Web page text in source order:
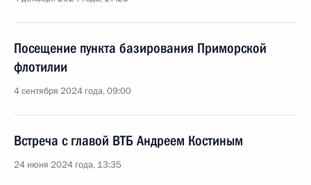
Посещение пункта базирования Приморской
флотилии
4 сентября 2024 года, 09:00
Встреча с главой ВТБ Андреем Костиным
24 июня 2024 года, 13:35